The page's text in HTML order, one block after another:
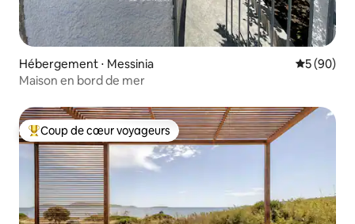
Hébergement ⋅ Messinia
5 (90)
Maison en bord de mer
Coups de cœur voyageurs les plus appréciés
Coup de cœur voyageurs